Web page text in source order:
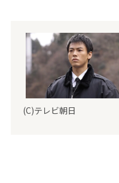
(C)テレビ朝日